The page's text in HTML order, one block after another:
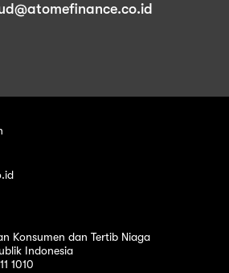
Konsumen dan Tertib Niaga
Indonesia
1010